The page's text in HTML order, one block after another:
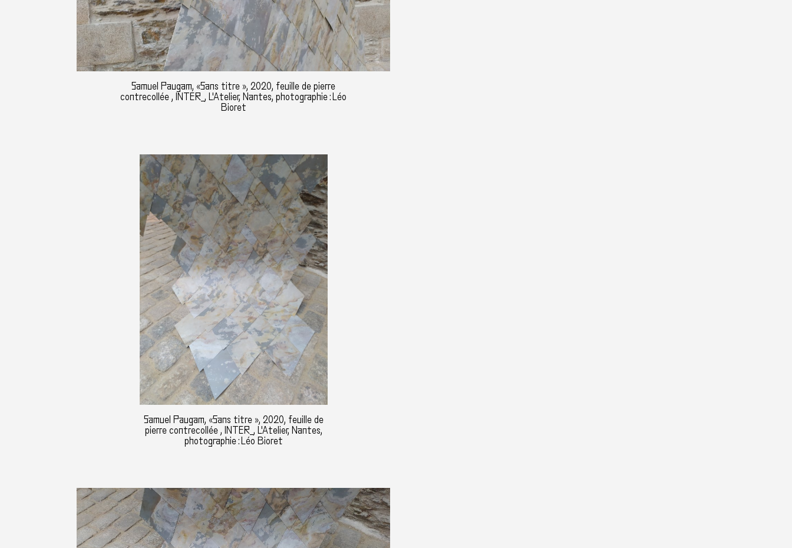
Samuel Paugam, «Sans titre », 2020, feuille de pierre
contrecollée , INTER_, L'Atelier, Nantes, photographie : Léo
Bioret
Samuel Paugam, «Sans titre », 2020, feuille de
pierre contrecollée , INTER_, L'Atelier, Nantes,
photographie : Léo Bioret